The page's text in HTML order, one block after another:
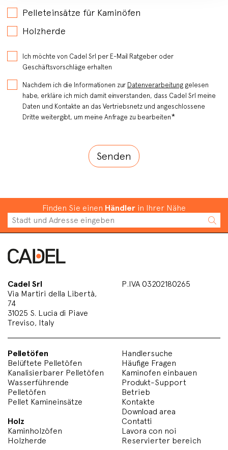
Pelleteinsätze für Kaminöfen
Holzherde
Ich möchte von Cadel Srl per E-Mail Ratgeber oder
Geschäftsvorschläge erhalten
Nachdem ich die Informationen zur Datenverarbeitung gelesen
habe, erkläre ich mich damit einverstanden, dass Cadel Srl meine
Daten und Kontakte an das Vertriebsnetz und angeschlossene
Dritte weitergibt, um meine Anfrage zu bearbeiten*
Finden Sie einen Händler in Ihrer Nähe
Cadel Srl
Via Martiri della Libertà,
74
31025 S. Lucia di Piave
Treviso, Italy
P.IVA 03202180265
Pelletöfen
Belüftete Pelletöfen
Kanalisierbarer Pelletöfen
Wasserführende
Pelletöfen
Pellet Kamineinsätze
Holz
Kaminholzöfen
Holzherde
Handlersuche
Häufige Fragen
Kaminofen einbauen
Produkt-Support
Betrieb
Kontakte
Download area
Contatti
Lavora con noi
Reservierter bereich